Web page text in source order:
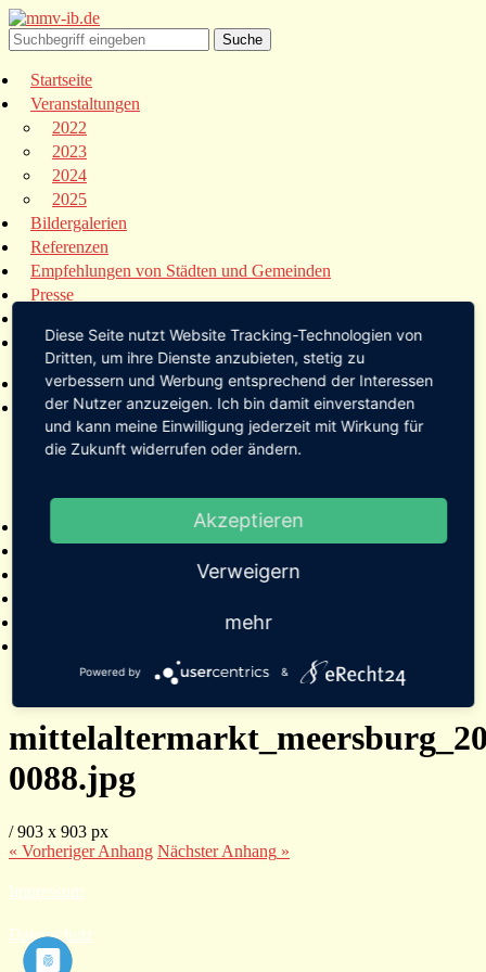
Startseite
Veranstaltungen
2022
2023
2024
2025
Bildergalerien
Referenzen
Empfehlungen von Städten und Gemeinden
Presse
Kontakt
Startseite
Veranstaltungen
2022
2023
2025
Empfehlungen von Städten und Gemeinden
0088.jpg
/903 x 903 px
« VorherigerAnhang NächsterAnhang »
Impressum
Datenschutz
Diese Seite nutzt Website Tracking-Technologien von
Dritten, um ihre Dienste anzubieten, stetig zu
verbessern und Werbung entsprechend der Interessen
der Nutzer anzuzeigen. Ich bin damit einverstanden
und kann meine Einwilligung jederzeit mit Wirkung für
die Zukunft widerrufen oder ändern.
Akzeptieren
Verweigern
mehr
Powered by &